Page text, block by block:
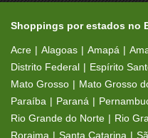
MAGIC FEET
MAHOGANY
MARIA FILÓ
Shoppings por estados no
Acre Alagoas Amapá
Distrito Federal
Espírito
Mato Grosso
Mato Grosso
Paraíba
Paraná
Rio Grande do Norte
Rio
Roraima
Santa Catarina